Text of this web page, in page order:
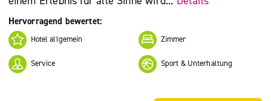
Hervorragend bewertet:
Hotel allgemein Zimmer
Service Sport & Unterhaltung